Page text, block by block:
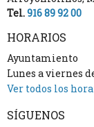
Tel.916 89 92 00
HORARIOS
Ayuntamiento
Lunes a viernes
Ver todos los
SÍGUENOS